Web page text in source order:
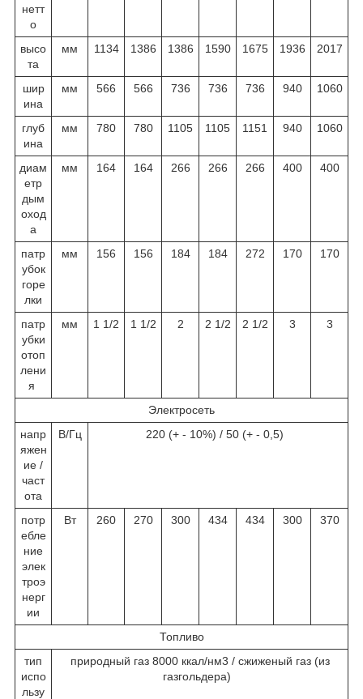
нетт
о
высо
та
мм 1134 1386 1386 1590 1675 1936 2017
шир
ина
мм 566 566 736 736 736 940 1060
глуб
ина
мм 780 780 1105 1105 1151 940 1060
диам
етр
дым
оход
а
мм 164 164 266 266 266 400 400
патр
убок
горе
лки
мм 156 156 184 184 272 170 170
патр
убки
отоп
лени
я
мм 1 1/2 1 1/2 2 2 1/2 2 1/2 3 3
Электросеть
напр
яжен
ие /
част
ота
В/Гц 220 (+ - 10%) / 50 (+ - 0,5)
потр
ебле
ние
элек
троэ
нерг
ии
Вт 260 270 300 434 434 300 370
Топливо
тип
испо
льзу
природный газ 8000 ккал/нм3 / сжиженый газ (из
газгольдера)